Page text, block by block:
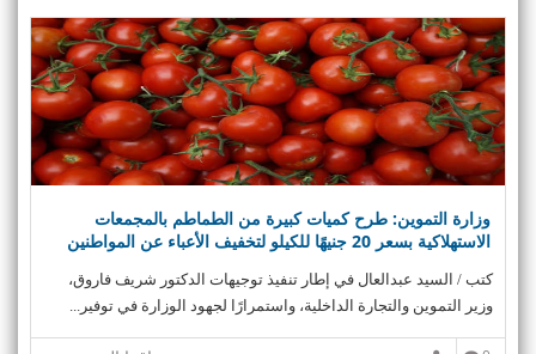
وزارة التموين: طرح كميات كبيرة من الطماطم بالمجمعات
الاستهلاكية بسعر 20 جنيهًا للكيلو لتخفيف الأعباء عن المواطنين
كتب / السيد عبدالعال في إطار تنفيذ توجيهات الدكتور شريف فاروق،
وزير التموين والتجارة الداخلية، واستمرارًا لجهود الوزارة في توفير...